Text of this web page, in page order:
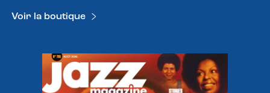
Voir la boutique